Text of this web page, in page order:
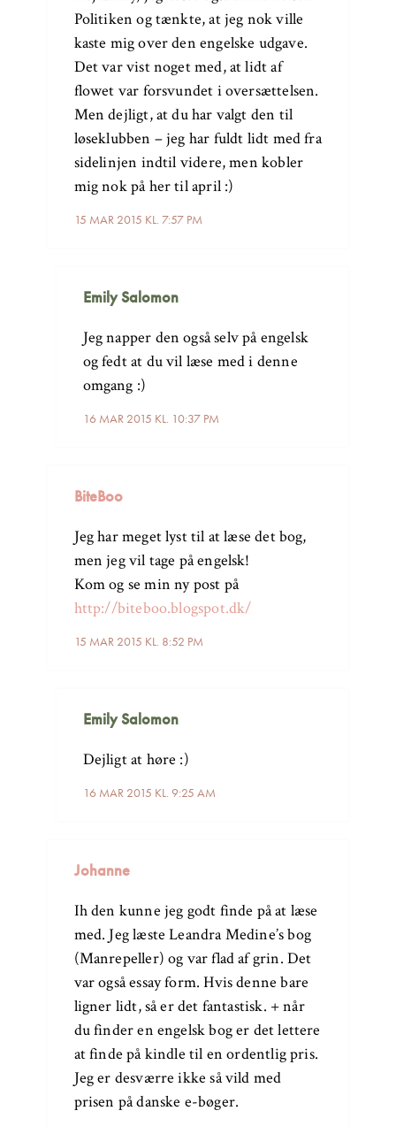
15 MAR 2015 KL. 7:57 PM
Politiken og tænkte, at jeg nok ville
kaste mig over den engelske udgave.
Det var vist noget med, at lidt af
flowet var forsvundet i oversættelsen.
Men dejligt, at du har valgt den til
løseklubben – jeg har fuldt lidt med fra
sidelinjen indtil videre, men kobler
mig nok på her til april :)
Emily Salomon
16 MAR 2015 KL. 10:37 PM
Jeg napper den også selv på engelsk
og fedt at du vil læse med i denne
omgang :)
BiteBoo
15 MAR 2015 KL. 8:52 PM
Jeg har meget lyst til at læse det bog,
men jeg vil tage på engelsk!
Kom og se min ny post på
http://biteboo.blogspot.dk/
Emily Salomon
16 MAR 2015 KL. 9:25 AM
Dejligt at høre :)
Johanne
Ih den kunne jeg godt finde på at læse
med. Jeg læste Leandra Medine’s bog
(Manrepeller) og var flad af grin. Det
var også essay form. Hvis denne bare
ligner lidt, så er det fantastisk. + når
du finder en engelsk bog er det lettere
at finde på kindle til en ordentlig pris.
Jeg er desværre ikke så vild med
prisen på danske e-bøger.